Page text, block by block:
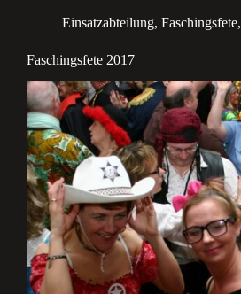
Einsatzabteilung, Faschingsfete,
Faschingsfete 2017